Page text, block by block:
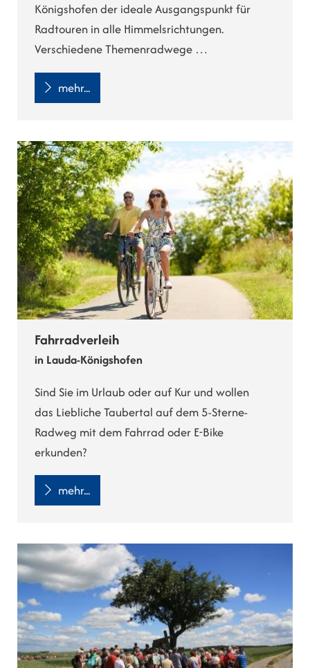
Königshofen der ideale Ausgangspunkt für
Radtouren in alle Himmelsrichtungen.
Verschiedene Themenradwege …
mehr...
Fahrradverleih
in Lauda-Königshofen
Sind Sie im Urlaub oder auf Kur und wollen
das Liebliche Taubertal auf dem 5-Sterne-
Radweg mit dem Fahrrad oder E-Bike
erkunden?
mehr...